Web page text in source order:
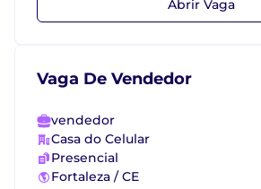
Abrir Vaga
Vaga De Vendedor
vendedor
Casa do Celular
Presencial
Fortaleza / CE